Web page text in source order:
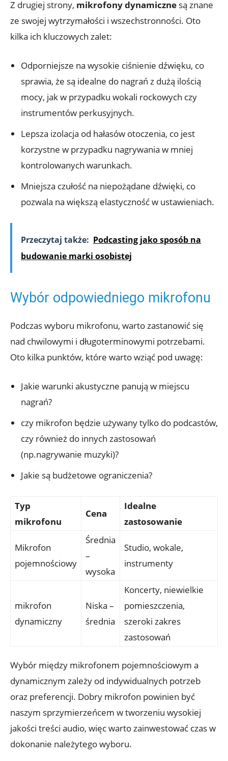
Z drugiej strony, mikrofony dynamiczne są znane
ze swojej wytrzymałości i wszechstronności. Oto
kilka ich kluczowych zalet:
Odporniejsze na wysokie ciśnienie dźwięku, co
sprawia, że są idealne do nagrań z dużą ilością
mocy, jak w przypadku wokali rockowych czy
instrumentów perkusyjnych.
Lepsza izolacja od hałasów otoczenia, co jest
korzystne w przypadku nagrywania w mniej
kontrolowanych warunkach.
Mniejsza czułość na niepożądane dźwięki, co
pozwala na większą elastyczność w ustawieniach.
Przeczytaj także: Podcasting jako sposób na
budowanie marki osobistej
Wybór odpowiedniego mikrofonu
Podczas wyboru mikrofonu, warto zastanowić się
nad chwilowymi i długoterminowymi potrzebami.
Oto kilka punktów, które warto wziąć pod uwagę:
Jakie warunki akustyczne panują w miejscu
nagrań?
czy mikrofon będzie używany tylko do podcastów,
czy również do innych zastosowań
(np.nagrywanie muzyki)?
Jakie są budżetowe ograniczenia?
Typ
mikrofonu
Cena
Idealne
zastosowanie
Mikrofon
pojemnościowy
Średnia
–
wysoka
Studio, wokale,
instrumenty
mikrofon
dynamiczny
Niska –
średnia
Koncerty, niewielkie
pomieszczenia,
szeroki zakres
zastosowań
Wybór między mikrofonem pojemnościowym a
dynamicznym zależy od indywidualnych potrzeb
oraz preferencji. Dobry mikrofon powinien być
naszym sprzymierzeńcem w tworzeniu wysokiej
jakości treści audio, więc warto zainwestować czas w
dokonanie należytego wyboru.